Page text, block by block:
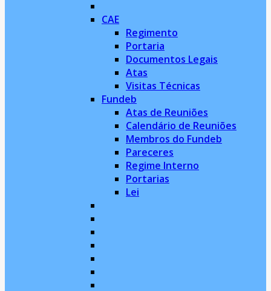
CAE
Regimento
Portaria
Documentos Legais
Atas
Visitas Técnicas
Fundeb
Atas de Reuniões
Calendário de Reuniões
Membros do Fundeb
Pareceres
Regime Interno
Portarias
Lei